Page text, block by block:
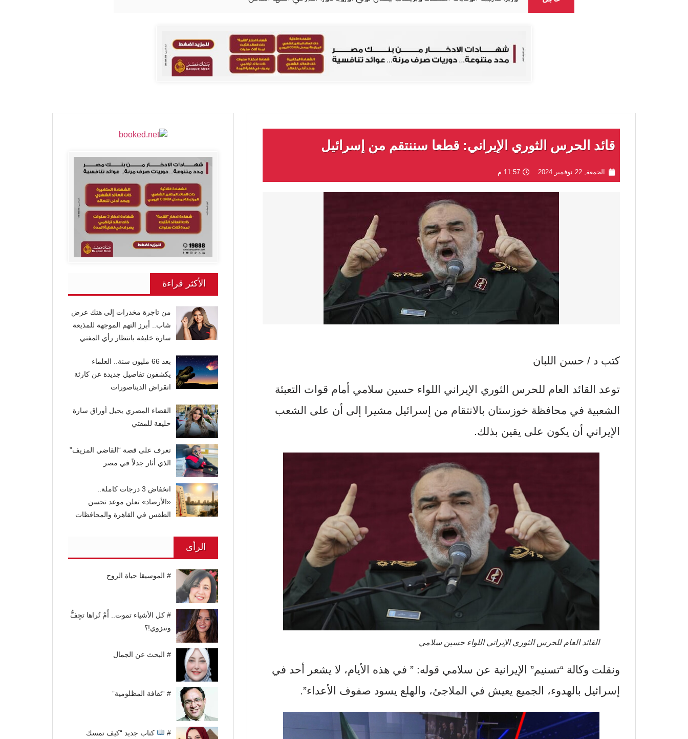
قائد الحرس الثوري الإيراني: قطعا سننتقم من إسرائيل
الجمعة, 22 نوفمبر 2024 11:57 م
كتب د / حسن اللبان
توعد القائد العام للحرس الثوري الإيراني اللواء حسين سلامي أمام قوات التعبئة
الشعبية في محافظة خوزستان بالانتقام من إسرائيل مشيرا إلى أن على الشعب
الإيراني أن يكون على يقين بذلك.
القائد العام للحرس الثوري الإيراني اللواء حسين سلامي
ونقلت وكالة “تسنيم” الإيرانية عن سلامي قوله: ” في هذه الأيام، لا يشعر أحد في
إسرائيل بالهدوء، الجميع يعيش في الملاجئ، والهلع يسود صفوف الأعداء”.
الأكثر قراءة
من تاجرة مخدرات إلى هتك عرض
شاب.. أبرز التهم الموجهة للمذيعة
سارة خليفة بانتظار رأي المفتي
بعد 66 مليون سنة.. العلماء
يكشفون تفاصيل جديدة عن كارثة
انقراض الديناصورات
القضاء المصري يحيل أوراق سارة
خليفة للمفتي
تعرف على قصة “القاضي المزيف”
الذي أثار جدلاً في مصر
انخفاض 3 درجات كاملة..
«الأرصاد» تعلن موعد تحسن
الطقس في القاهرة والمحافظات
الرأى
# الموسيقا حياة الروح
# كل الأشياء تموت.. أَمْ تُراها تجِفُّ
وتنزوي!؟
# البحث عن الجمال
# “ثقافة المظلومية”
#
كتاب جديد “كيف تمسك